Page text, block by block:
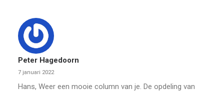
Peter Hagedoorn
7 januari 2022
Hans, Weer een mooie column van je. De opdeling van